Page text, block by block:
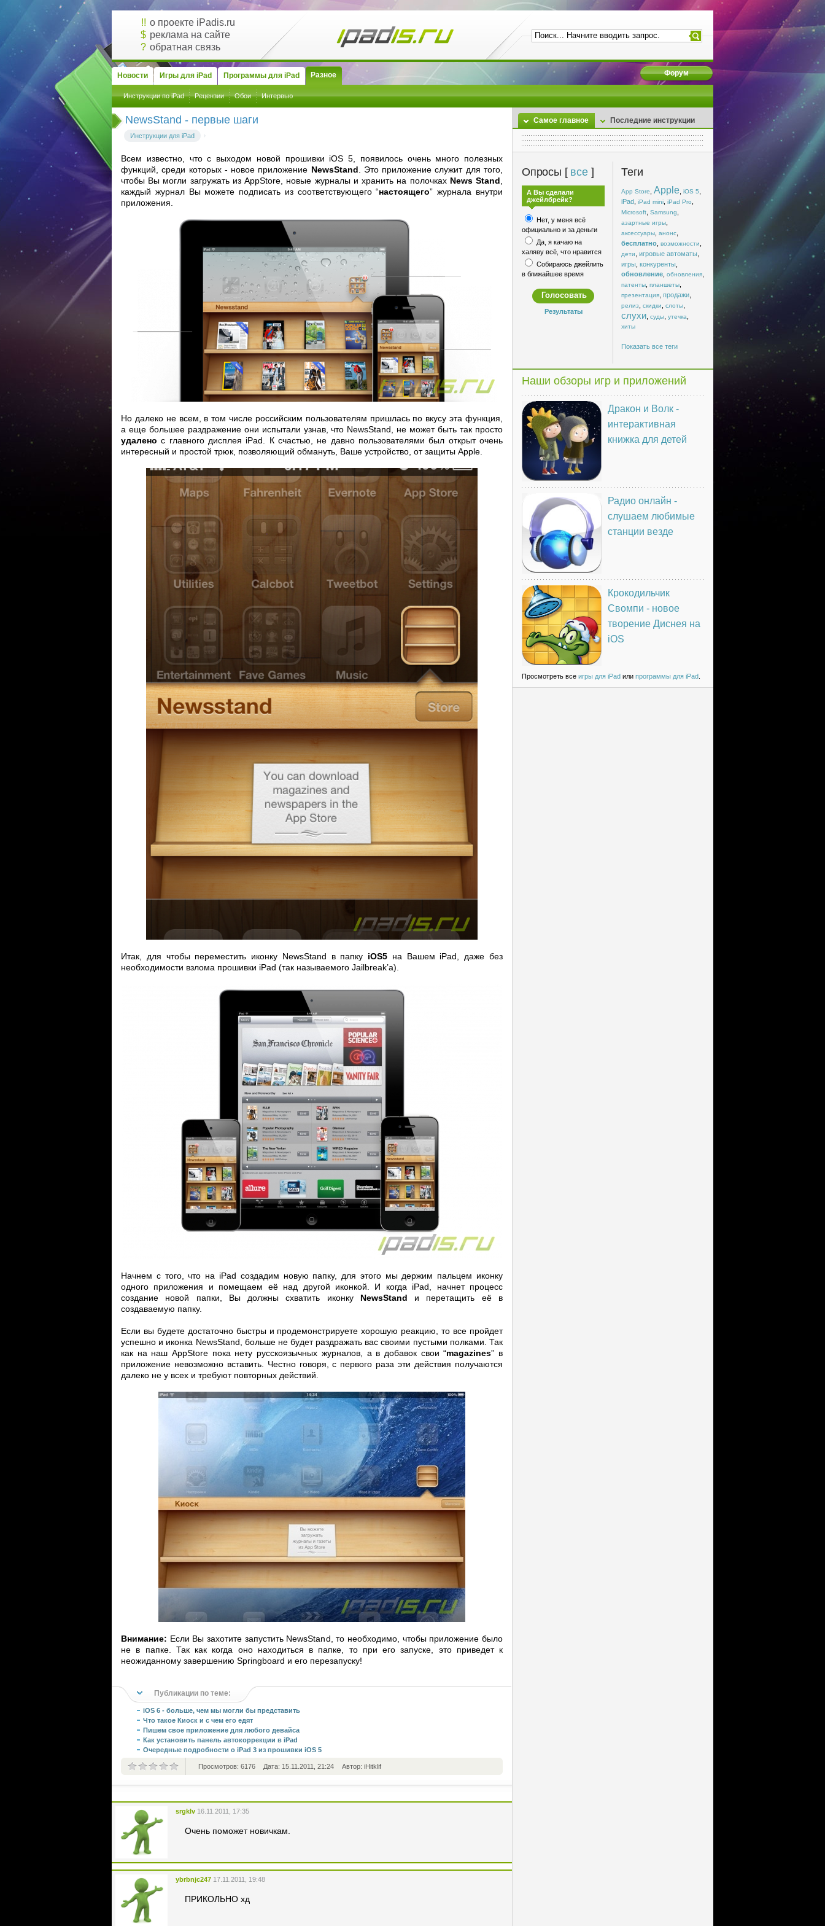
!! о проекте iPadis.ru
$ реклама на сайте
? обратная связь
Форум
Новости Игры для iPad Программы для iPad Разное
Инструкции по iPad Рецензии Обои Интервью
NewsStand - первые шаги
Инструкции для iPad
Всем известно, что с выходом новой прошивки iOS 5, появилось очень много полезных
функций, среди которых - новое приложение NewsStand . Это приложение служит для того,
чтобы Вы могли загружать из AppStore, новые журналы и хранить на полочках News Stand
каждый журнал Вы можете подписать из соответствующего “настоящего” журнала внутри
приложения.
Но далеко не всем, в том числе российским пользователям пришлась по вкусу эта функция,
а еще большее раздражение они испытали узнав, что NewsStand, не может быть так просто
удалено с главного дисплея iPad. К счастью, не давно пользователями был открыт очень
интересный и простой трюк, позволяющий обмануть, Ваше устройство, от защиты Apple.
Итак, для чтобы переместить иконку NewsStand в папку iOS5 на Вашем iPad, даже без
необходимости взлома прошивки iPad (так называемого Jailbreak’a).
Начнем с того, что на iPad создадим новую папку, для этого мы держим пальцем иконку
одного приложения и помещаем её над другой иконкой. И когда iPad, начнет процесс
создание новой папки, Вы должны схватить иконку NewsStand и перетащить её в
создаваемую папку.
Если вы будете достаточно быстры и продемонстрируете хорошую реакцию, то все пройдет
успешно и иконка NewsStand, больше не будет раздражать вас своими пустыми полками. Так
как на наш AppStore пока нету русскоязычных журналов, а в добавок свои “magazines” в
приложение невозможно вставить. Честно говоря, с первого раза эти действия получаются
далеко не у всех и требуют повторных действий.
Внимание: Если Вы захотите запустить NewsStand, то необходимо, чтобы приложение было
не в папке. Так как когда оно находиться в папке, то при его запуске, это приведет к
неожиданному завершению Springboard и его перезапуску!
Публикации по теме:
iOS 6 - больше, чем мы могли бы представить
Что такое Киоск и с чем его едят
Пишем свое приложение для любого девайса
Как установить панель автокоррекции в iPad
Очередные подробности о iPad 3 из прошивки iOS 5
Просмотров: 6176 Дата: 15.11.2011, 21:24 Автор: iHitklif
srgklv 16.11.2011, 17:35
Очень поможет новичкам.
ybrbnjc247 17.11.2011, 19:48
ПРИКОЛЬНО хд
Самое главное Последние инструкции
Опросы [ все]
А Вы сделали
джейлбрейк?
Нет, у меня всё
официально и за деньги
Да, я качаю на
халяву всё, что нравится
Собираюсь джейлить
в ближайшее время
Результаты
Теги
App Store Apple iOS 5
iPad iPad mini iPad Pro
Microsoft Samsung
азартные игры
аксессуары анонс
бесплатно возможности
дети игровые автоматы
игры конкуренты
обновление обновления
патенты планшеты
презентация продажи
релиз скидки слоты
слухи суды утечка
хиты
Показать все теги
Наши обзоры игр и приложений
Дракон и Волк -
интерактивная
книжка для детей
Радио онлайн -
слушаем любимые
станции везде
Крокодильчик
Свомпи - новое
творение Диснея на
iOS
Просмотреть все игры для iPad или программы для iPad